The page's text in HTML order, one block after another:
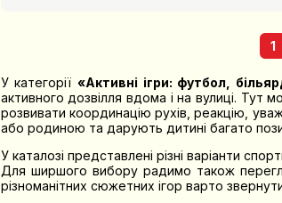
1
У категорії «Активні ігри: футбол,
активного дозвілля вдома і на вулиці. Тут
розвивати координацію рухів, реакцію,
або родиною та дарують дитині багато
У каталозі представлені різні варіанти
Для ширшого вибору радимо також
різноманітних сюжетних ігор варто